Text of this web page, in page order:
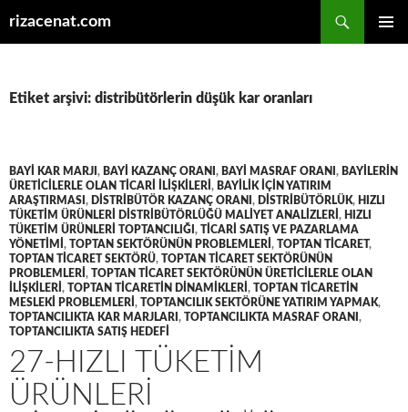
rizacenat.com
Etiket arşivi: distribütörlerin düşük kar oranları
BAYI KAR MARJI , BAYI KAZANÇ ORANI , BAYI MASRAF ORANI , BAYILERIN
ÜRETICILERLE OLAN TICARI ILIŞKILERI , BAYILIK IÇIN YATIRIM
ARAŞTIRMASI , DISTRIBÜTÖR KAZANÇ ORANI , DISTRIBÜTÖRLÜK, HIZLI
TÜKETIM ÜRÜNLERI DISTRIBÜTÖRLÜĞÜ MALIYET ANALIZLERI , HIZLI
TÜKETIM ÜRÜNLERI TOPTANCILIĞI , TICARI SATIŞ VE PAZARLAMA
YÖNETIMI , TOPTAN SEKTÖRÜNÜN PROBLEMLERI , TOPTAN TICARET,
TOPTAN TICARET SEKTÖRÜ, TOPTAN TICARET SEKTÖRÜNÜN
PROBLEMLERI , TOPTAN TICARET SEKTÖRÜNÜN ÜRETICILERLE OLAN
ILIŞKILERI , TOPTAN TICARETIN DINAMIKLERI , TOPTAN TICARETIN
MESLEKI PROBLEMLERI , TOPTANCILIK SEKTÖRÜNE YATIRIM YAPMAK,
TOPTANCILIKTA KAR MARJLARI , TOPTANCILIKTA MASRAF ORANI ,
TOPTANCILIKTA SATIŞ HEDEFI
27-HIZLI TÜKETIM
ÜRÜNLERI